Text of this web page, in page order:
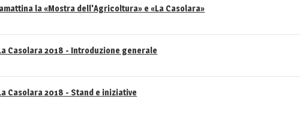
la «Mostra dell'Agricoltura» e «La Casolara»
Casolara 2018 - Introduzione generale
Casolara 2018 - Stand e iniziative